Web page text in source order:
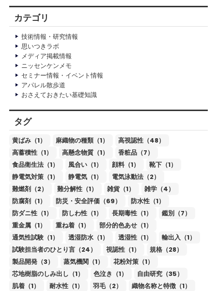
カテゴリ
技術情報・研究情報
思いつきラボ
メディア掲載情報
ニッセンケンメモ
セミナー情報・イベント情報
アパレル散歩道
おさえておきたい基礎知識
タグ
黄ばみ（1） 麻織物の種類（1）
高視認性（48）
高蓄積性（1）
高懸念物質（1）
香粧品（7）
食品衛生法（1）
風合い（1） 顔料（1）
靴下（1）
静電気対策（1）
静電気（1）
電気泳動法（2）
難燃剤（2）
難分解性（1） 雑貨（1）
雑学（4）
防腐剤（1）
防災・安全評価（69）
防水性（1）
防ダニ性（1）
防しわ性（1） 長期毒性（1）
鑑別（7）
重金属（1）
重ね着（1）
部分的色あせ（1）
通気性試験（1）
透湿防水（1） 透湿性（1）
輸出入（1）
試験担当者のひとり言（24）
視認性（1）
規格（28）
製品開発（3）
蒸気機関（1）
花粉対策（1）
芯地樹脂のしみ出し（1）
色泣き（1）
自由研究（35）
肌着（1）
耐水性（1） 羽毛（2）
織物名称と特徴（1）